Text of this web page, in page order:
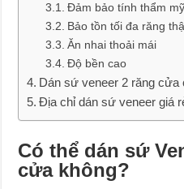
Đảm bảo tính thẩm mỹ
Bảo tồn tối đa răng
Ăn nhai thoải mái
Độ bền cao
Dán sứ veneer 2 răng cửa
Địa chỉ dán sứ veneer giá
Có thể dán sứ
cửa không?